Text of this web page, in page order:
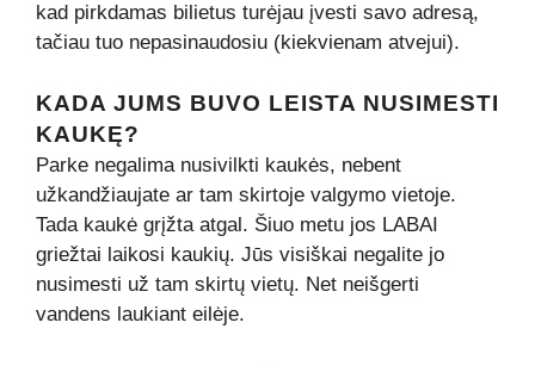
kad pirkdamas bilietus turėjau įvesti savo adresą,
tačiau tuo nepasinaudosiu (kiekvienam atvejui).
KADA JUMS BUVO LEISTA NUSIMESTI
KAUKĘ?
Parke negalima nusivilkti kaukės, nebent
užkandžiaujate ar tam skirtoje valgymo vietoje.
Tada kaukė grįžta atgal. Šiuo metu jos LABAI
griežtai laikosi kaukių. Jūs visiškai negalite jo
nusimesti už tam skirtų vietų. Net neišgerti
vandens laukiant eilėje.